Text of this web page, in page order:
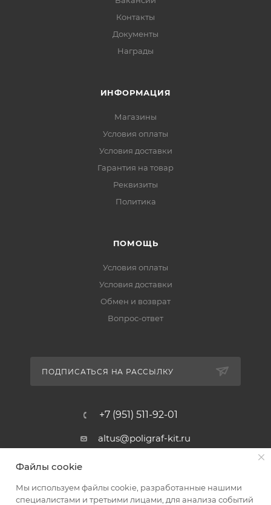
Контакты
Документы
Награды
ИНФОРМАЦИЯ
Магазины
Условия оплаты
Условия доставки
Гарантия на товар
Реквизиты
Политика
ПОМОЩЬ
Условия оплаты
Условия доставки
Обмен и возврат
Вопрос-ответ
ПОДПИСАТЬСЯ НА РАССЫЛКУ
+7 (951) 511-92-01
altus@poligraf-kit.ru
Магазин-склад ТЦ "Альтус"
пос. Янтарный, Малое Зеленое
Кольцо, 3, ТЦ "Альтус" 1 этаж
Файлы cookie
Мы используем файлы cookie, разработанные нашими
специалистами и третьими лицами, для анализа событий